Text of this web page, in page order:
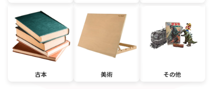
古本 美術 その他